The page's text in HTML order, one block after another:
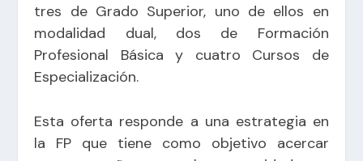
tres de Grado Superior, uno de ellos en
modalidad dual, dos de Formación
Profesional Básica y cuatro Cursos de
Especialización.
Esta oferta responde a una estrategia en
la FP que tiene como objetivo acercar